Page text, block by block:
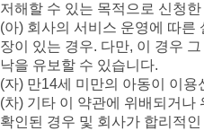
저해할 수 있는 목적으로 신청한
(아) 회사의 서비스 운영에 따른
장이 있는 경우. 다만, 이 경우
낙을 유보할 수 있습니다.
(자) 만14세 미만의 아동이 이용
(차) 기타 이 약관에 위배되거나
확인된 경우 및 회사가 합리적